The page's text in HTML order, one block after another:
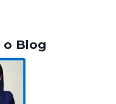
o Blog